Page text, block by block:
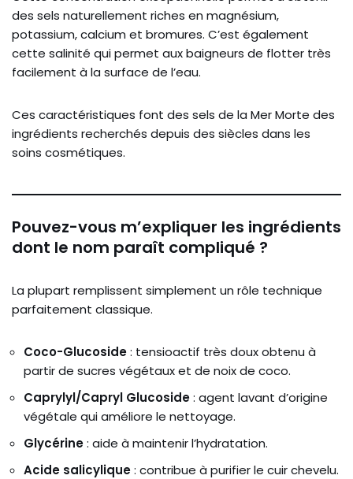
des sels naturellement riches en magnésium,
potassium, calcium et bromures. C’est également
cette salinité qui permet aux baigneurs de flotter très
facilement à la surface de l’eau.
Ces caractéristiques font des sels de la Mer Morte des
ingrédients recherchés depuis des siècles dans les
soins cosmétiques.
Pouvez-vous m’expliquer les ingrédients
dont le nom paraît compliqué ?
La plupart remplissent simplement un rôle technique
parfaitement classique.
Coco-Glucoside: tensioactif très doux obtenu à
partir de sucres végétaux et de noix de coco.
Caprylyl/Capryl Glucoside: agent lavant d’origine
végétale qui améliore le nettoyage.
Glycérine: aide à maintenir l’hydratation.
Acide salicylique: contribue à purifier le cuir chevelu.